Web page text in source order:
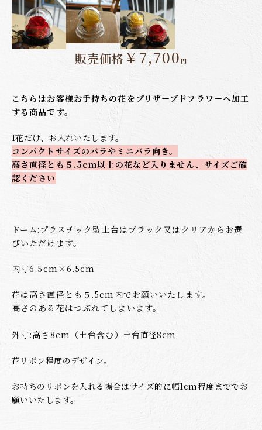
販売価格 ￥7,700 円
こちらはお客様お手持ちの花をプリザーブドフラワーへ加工
する商品です。
1花だけ、お入れいたします。
コンパクトサイズのバラやミニバラ向き。
高さ直径とも５.5cm以上の花など入りません、 サイズご確
認ください
ドーム: プラスチック製土台はブラック又はクリアからお選
びいただけます。
内寸6.5cm×6.5cm
花は高さ直径とも５.5cm内でお願いいたします。
高さのある花はつぶれてしまいます。
外寸:高さ8cm（土台含む） 土台直径8cm
花リボン程度のデザイン。
お持ちのリボンを入れる場合はサイズ的に幅1cm程度まででお
願いいたします。